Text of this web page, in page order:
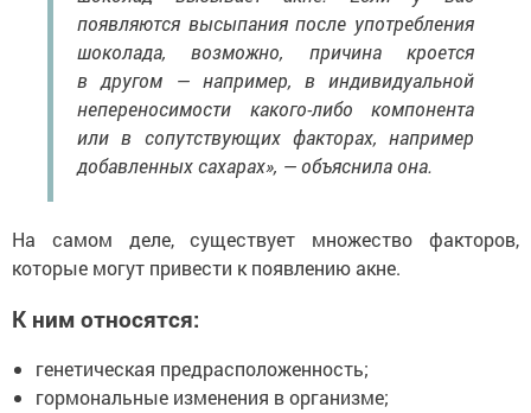
появляются высыпания после употребления
шоколада, возможно, причина кроется
в другом — например, в индивидуальной
непереносимости какого-либо компонента
или в сопутствующих факторах, например
добавленных сахарах», — объяснила она.
На самом деле, существует множество факторов,
которые могут привести к появлению акне.
К ним относятся:
генетическая предрасположенность;
гормональные изменения в организме;